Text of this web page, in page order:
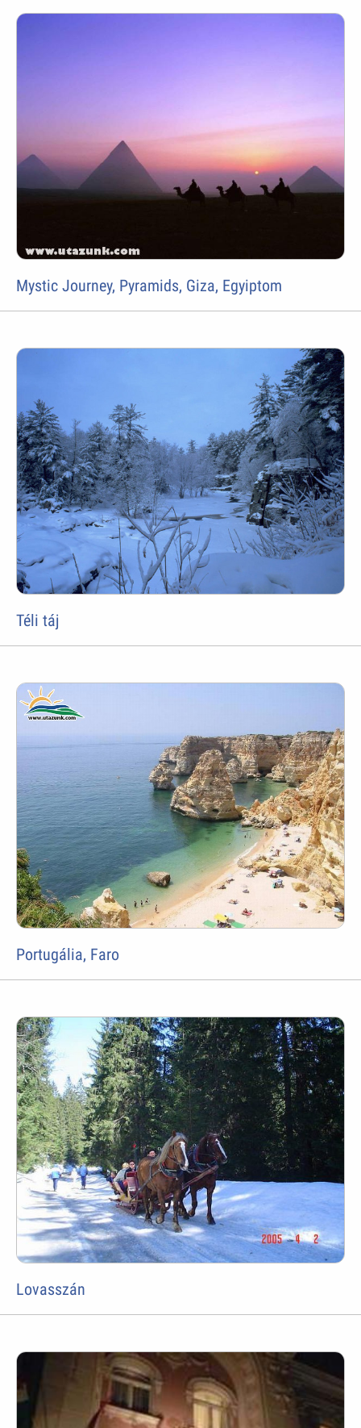
Mystic Journey, Pyramids, Giza, Egyiptom
Téli táj
Portugália, Faro
Lovasszán